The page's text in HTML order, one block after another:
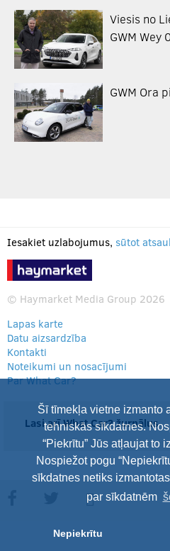
Šī tīmekļa vietne izmanto
tehniskās sīkdatnes.
“Piekrītu” Jūs atļaujat to
Nospiežot pogu
sīkdatnes netiks
par sīkdatnēm
Nepiekrītu
Viesis no
GWM Wey
GWM Ora
Iesakiet uzlabojumus, sūtot
© Haymarket Media Group 2026
Lapas karte
Datu aizsardzība
Kontakti
Noteikumi un nosacījumi
Par What Car?
Lasi arī What Car? žurnālus